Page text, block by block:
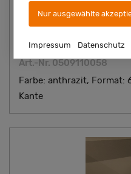
Nur ausgewählte
Impressum Datenschutz
Keramik Bodenplatte Stark
Art.-Nr. 0509110058
Farbe: anthrazit, Format:
Kante